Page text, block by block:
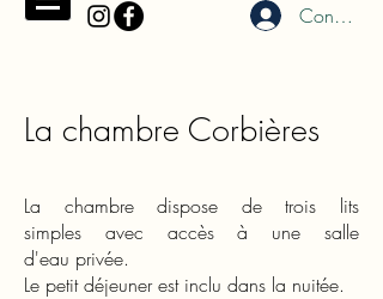
Connexion
La chambre Corbières
La chambre dispose de trois lits
simples avec accès à une salle
d'eau privée.
Le petit déjeuner est inclu dans la nuitée.